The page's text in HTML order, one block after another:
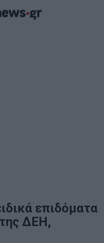
επιδόματα
ΔΕΗ,